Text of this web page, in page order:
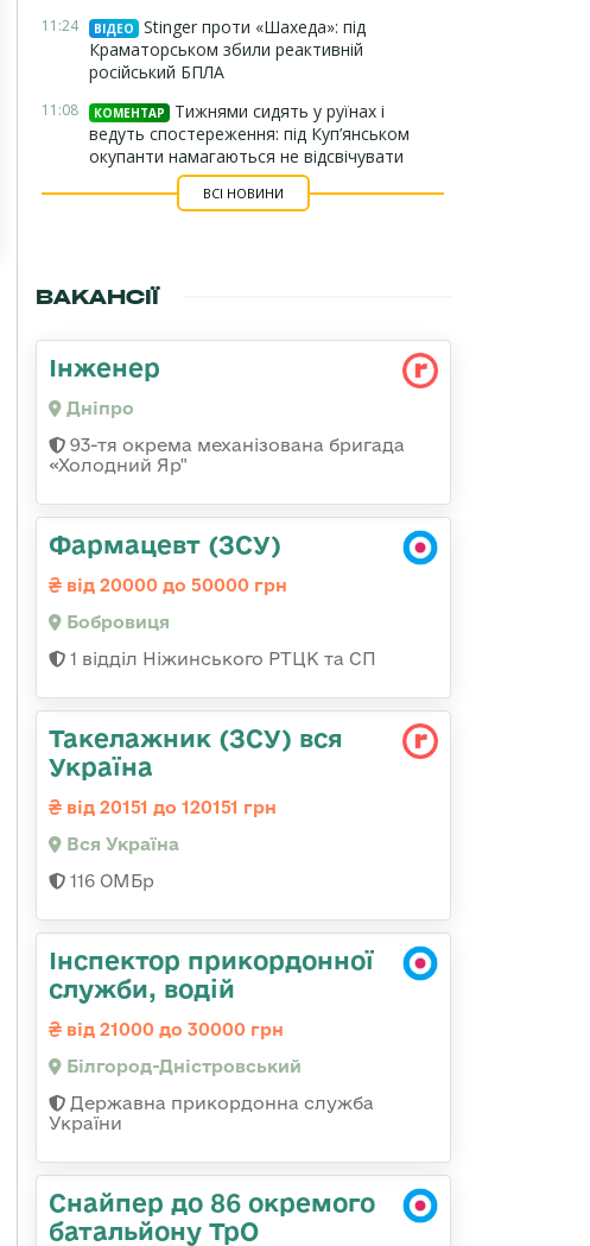
11:24 ВІДЕО
Stinger проти «Шахеда»: під
Краматорськом збили реактивній
російський БПЛА
11:08 КОМЕНТАР
Тижнями сидять у руїнах і
ведуть спостереження: під Куп’янськом
окупанти намагаються не відсвічувати
ВСІ НОВИНИ
ВАКАНСІЇ
Інженер
Дніпро
93-тя окрема механізована бригада
«Холодний Яр"
Фармацевт (ЗСУ)
від 20000 до 50000 грн
Бобровиця
1 відділ Ніжинського РТЦК та СП
Такелажник (ЗСУ) вся
Україна
від 20151 до 120151 грн
Вся Україна
116 ОМБр
Інспектор прикордонної
служби, водій
від 21000 до 30000 грн
Білгород-Дністровський
Державна прикордонна служба
України
Снайпер до 86 окремого
батальйону ТрО